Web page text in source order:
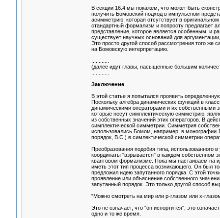
В секции 16.4 мы покажем, что может быть
получить Бомовский подход в импульсном
асимметрию, которая отсутствует в
стандартный формализм и попросту предлагает
представление, которое является особенным, и
существует научных оснований для
Это просто другой способ рассмотрения того же
на Бомовскую интерпретацию.
(далее идут главы, насыщенные большим
Заключение
В этой статье я попытался проявить
Поскольку алгебра динамических функций в
динамическими операторами и их собственными
которые несут симплектическую симметрию,
из собственных значений этих операторов. В
симплектической симметрии. Симметрия
использовались Бомом, например, в монографии
порядок, В.С.) в симлектической симметрии
Преобразования подобия типа, использованного
координаты "взрывается" в каждом собственном
квантовом формализме. Пока мы настаиваем на
иметь этот тип процесса возникающего. Он был
предложил идею запутанного порядка. С этой
проявление или объяснение собственного
запутанный порядок. Это только другой способ
"Можно смотреть на мир или р-глазом или х-
Это не означает, что "он испортится", это
одно и то же время.